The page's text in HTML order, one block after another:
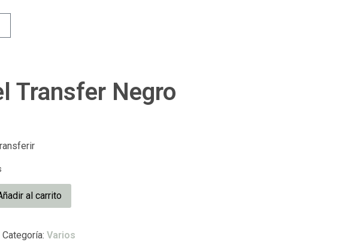
Transfer Negro
al carrito
Categoría: Varios